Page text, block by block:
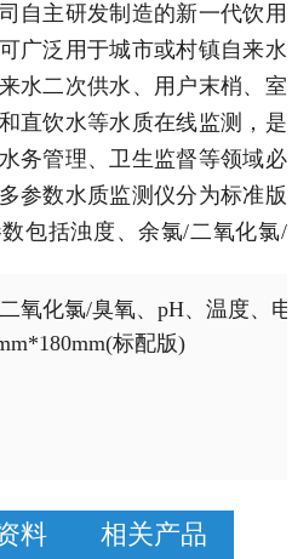
自主研发制造的新一代饮用
广泛用于城市或村镇自来水
水二次供水、用户末梢、室
直饮水等水质在线监测，是
务管理、卫生监督等领域必
多参数水质监测仪分为标准版
包括浊度、余氯/二氧化氯/
定制仪器外形、标志、系统
氧化氯/臭氧、pH、温度、
标配版)
料 相关产品